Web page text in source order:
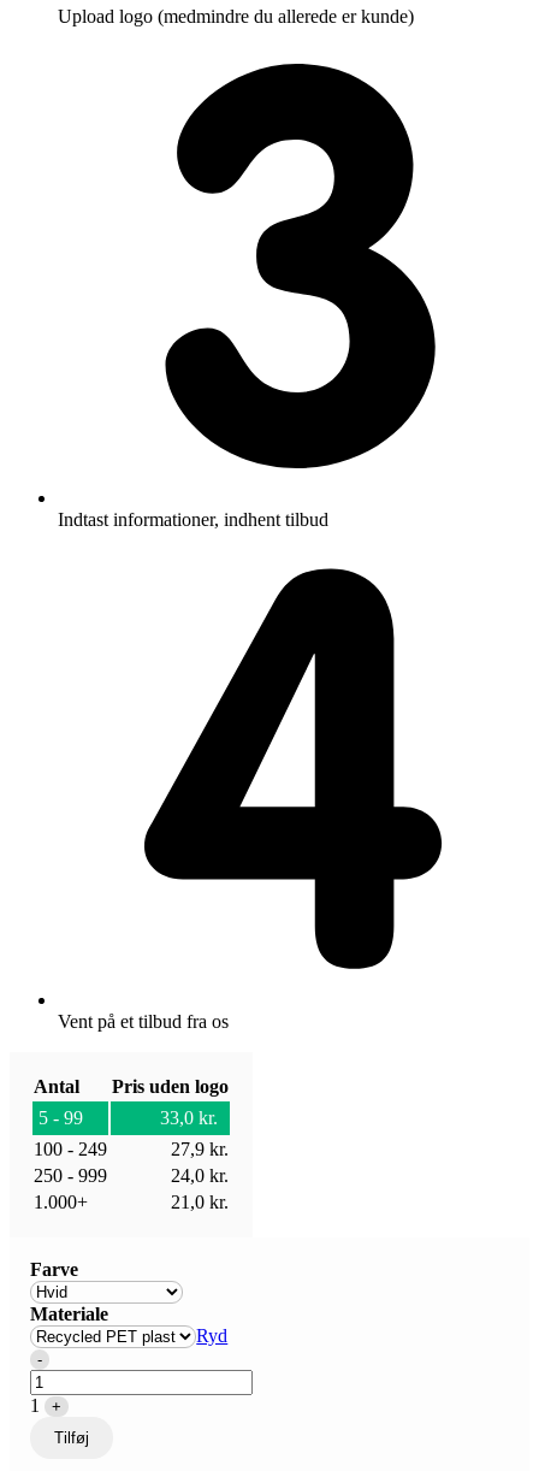
Upload logo (medmindre du allerede er kunde)
Indtast informationer, indhent tilbud
Vent på et tilbud fra os
Antal
Pris uden logo
5 - 99
33,0 kr.
100 - 249
27,9 kr.
250 - 999
24,0 kr.
1.000+
21,0 kr.
Farve
Materiale
Ryd
Quantity
-
1
+
Tilføj